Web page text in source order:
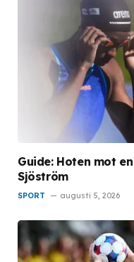
Guide: Hoten mot
Sjöström
SPORT augusti 5, 2026